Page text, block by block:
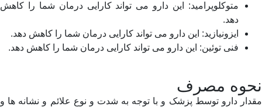
متوکلوپرامید: این دارو می تواند کارایی درمان شما را کاهش
دهد.
ایزونیازید: این دارو می تواند کارایی درمان شما را کاهش دهد.
فنی توئین: این دارو می تواند کارایی درمان شما را کاهش دهد.
مصرف
دارو توسط پزشک و با توجه به شدت و نوع علائم و نشانه ها و